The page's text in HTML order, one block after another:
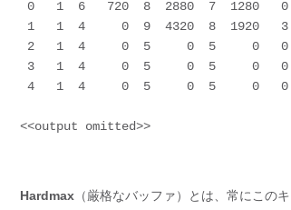
4   1  4     0  5     0  5     0   0
<<output omitted>>
Hardmax （厳格なバッファ）とは、常にこの